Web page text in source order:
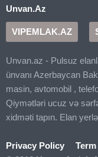
Unvan.Az
VIPEMLAK.AZ
Unvan.az - Pulsuz
ünvanı Azerbaycan
masin, avtomobil ,
Qiymətləri ucuz və
xidməti tapın. Elan
Privacy Policy